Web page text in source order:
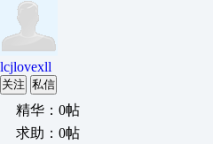
lcjlovexll
关注 私信
精华：0帖
求助：0帖